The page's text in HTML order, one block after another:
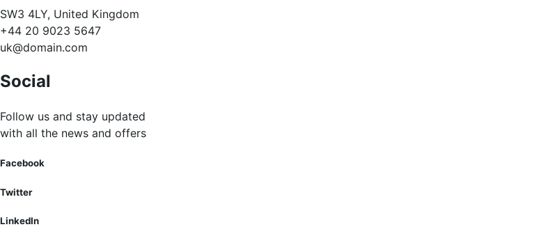
SW3 4LY, United Kingdom
+44 20 9023 5647
uk@domain.com
Social
Follow us and stay updated
with all the news and offers
Facebook
Twitter
LinkedIn